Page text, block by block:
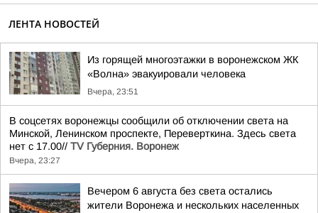
ЛЕНТА НОВОСТЕЙ
Из горящей многоэтажки в воронежском ЖК
«Волна» эвакуировали человека
Вчера, 23:51
В соцсетях воронежцы сообщили об отключении света на
Минской, Ленинском проспекте, Переверткина. Здесь света
нет с 17.00// TV Губерния. Воронеж
Вчера, 23:27
Вечером 6 августа без света остались
жители Воронежа и нескольких населенных